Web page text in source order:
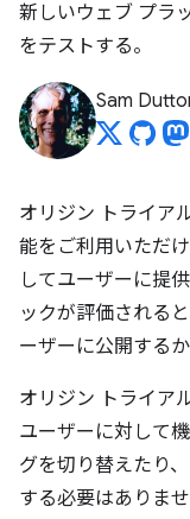
新しいウェブ プラ
をテストする。
Sam
オリジン トライア
能をご利用いただ
してユーザーに提
ックが評価される
ーザーに公開する
オリジン トライア
ユーザーに対して
グを切り替えたり
する必要はありま